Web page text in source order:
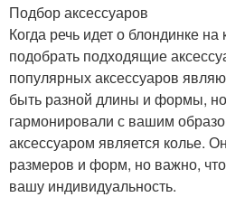
Подбор аксессуаров
Когда речь идет о блондинке
подобрать подходящие
популярных аксессуаров
быть разной длины и формы,
гармонировали с вашим
аксессуаром является колье.
размеров и форм, но важно,
вашу индивидуальность.